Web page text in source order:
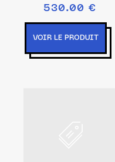
530.00 €
VOIR LE PRODUIT